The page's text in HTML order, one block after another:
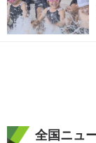
全国ニュ